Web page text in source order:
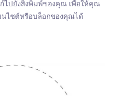
ไปยังสิ่งพิมพ์ของคุณ เพื่อให้คุณ
นไซต์หรือบล็อกของคุณได้